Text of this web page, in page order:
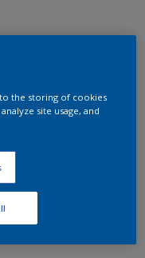
to the storing of cookies
site usage, and